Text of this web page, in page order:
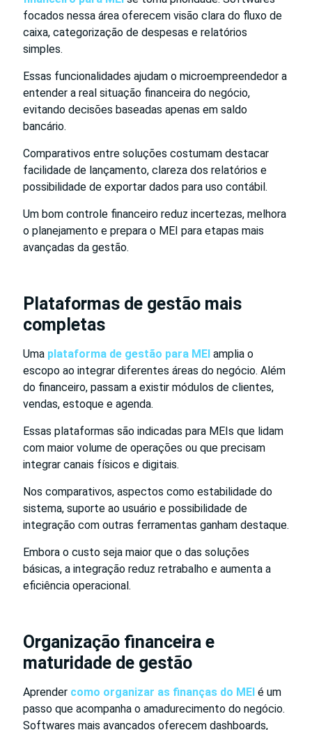
focados nessa área oferecem visão clara do fluxo de
caixa, categorização de despesas e relatórios
simples.
Essas funcionalidades ajudam o microempreendedor a
entender a real situação financeira do negócio,
evitando decisões baseadas apenas em saldo
bancário.
Comparativos entre soluções costumam destacar
facilidade de lançamento, clareza dos relatórios e
possibilidade de exportar dados para uso contábil.
Um bom controle financeiro reduz incertezas, melhora
o planejamento e prepara o MEI para etapas mais
avançadas da gestão.
Plataformas de gestão mais
completas
Uma plataforma de gestão para MEI amplia o
escopo ao integrar diferentes áreas do negócio. Além
do financeiro, passam a existir módulos de clientes,
vendas, estoque e agenda.
Essas plataformas são indicadas para MEIs que lidam
com maior volume de operações ou que precisam
integrar canais físicos e digitais.
Nos comparativos, aspectos como estabilidade do
sistema, suporte ao usuário e possibilidade de
integração com outras ferramentas ganham destaque.
Embora o custo seja maior que o das soluções
básicas, a integração reduz retrabalho e aumenta a
eficiência operacional.
Organização financeira e
maturidade de gestão
Aprender como organizar as finanças do MEI é um
passo que acompanha o amadurecimento do negócio.
Softwares mais avançados oferecem dashboards,